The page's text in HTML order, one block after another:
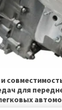
для